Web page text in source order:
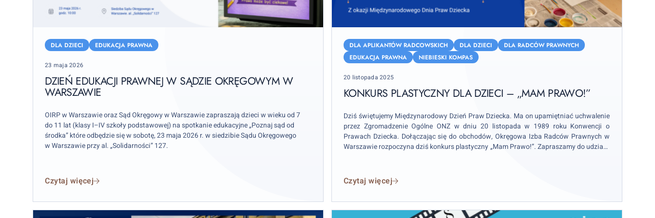
edukacji
Sądzie
Okręgowym
Warszawie
DLA DZIECI EDUKACJA PRAWNA
Posted
23 maja 2026
DZIEŃ EDUKACJI PRAWNEJ W SĄDZIE OKRĘGOWYM W
WARSZAWIE
OIRP w Warszawie oraz Sąd Okręgowy w Warszawie zapraszają dzieci w wieku od 7
do 11 lat (klasy I–IV szkoły podstawowej) na spotkanie edukacyjne „Poznaj sąd od
środka” które odbędzie się w sobotę, 23 maja 2026 r. w siedzibie Sądu Okręgowego
w Warszawie przy al. „Solidarności” 127.
Czytaj więcej
plastyczny
„Mam
DLA APLIKANTÓW RADCOWSKICH DLA DZIECI
DLA RADCÓW PRAWNYCH
EDUKACJA PRAWNA
NIEBIESKI KOMPAS
Posted
20 listopada 2025
KONKURS PLASTYCZNY DLA DZIECI – „MAM PRAWO!”
Dziś świętujemy Międzynarodowy Dzień Praw Dziecka. Ma on upamiętniać uchwalenie
przez Zgromadzenie Ogólne ONZ w dniu 20 listopada w 1989 roku Konwencji o
Prawach Dziecka. Dołączając się do obchodów, Okręgowa Izba Radców Prawnych w
Warszawie rozpoczyna dziś konkurs plastyczny „Mam Prawo!”. Zapraszamy do udziału
Czytaj więcej